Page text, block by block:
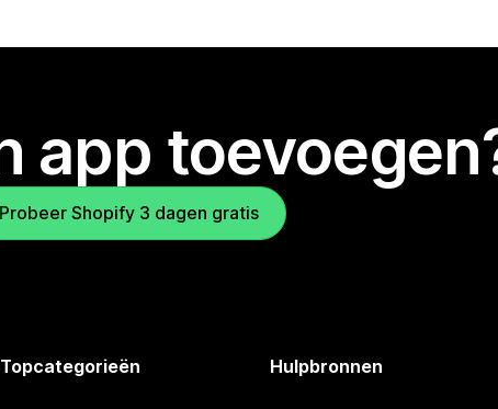
app
Probeer Shopify 3 dagen gratis
Topcategorieën Hulpbronnen